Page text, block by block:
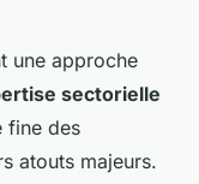
une approche
sectorielle
fine des
atouts majeurs.